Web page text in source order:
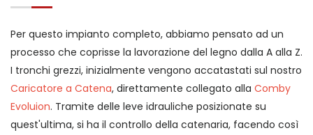
Per questo impianto completo, abbiamo pensato ad un
processo che coprisse la lavorazione del legno dalla A alla Z.
I tronchi grezzi, inizialmente vengono accatastati sul nostro
Caricatore a Catena, direttamente collegato alla Comby
Evoluion. Tramite delle leve idrauliche posizionate su
quest'ultima, si ha il controllo della catenaria, facendo così